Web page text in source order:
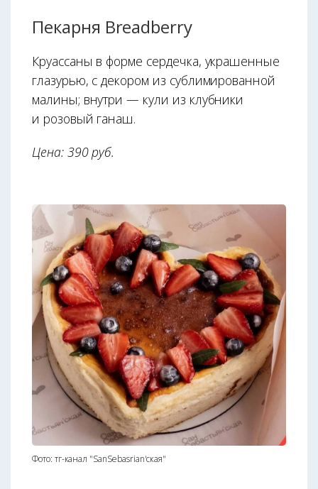
Пекарня Breadberry
Круассаны в форме сердечка, украшенные
глазурью, с декором из сублимированной
малины; внутри — кули из клубники
и розовый ганаш.
Цена: 390 руб.
Фото: тг-канал "SanSebasrian'ская"